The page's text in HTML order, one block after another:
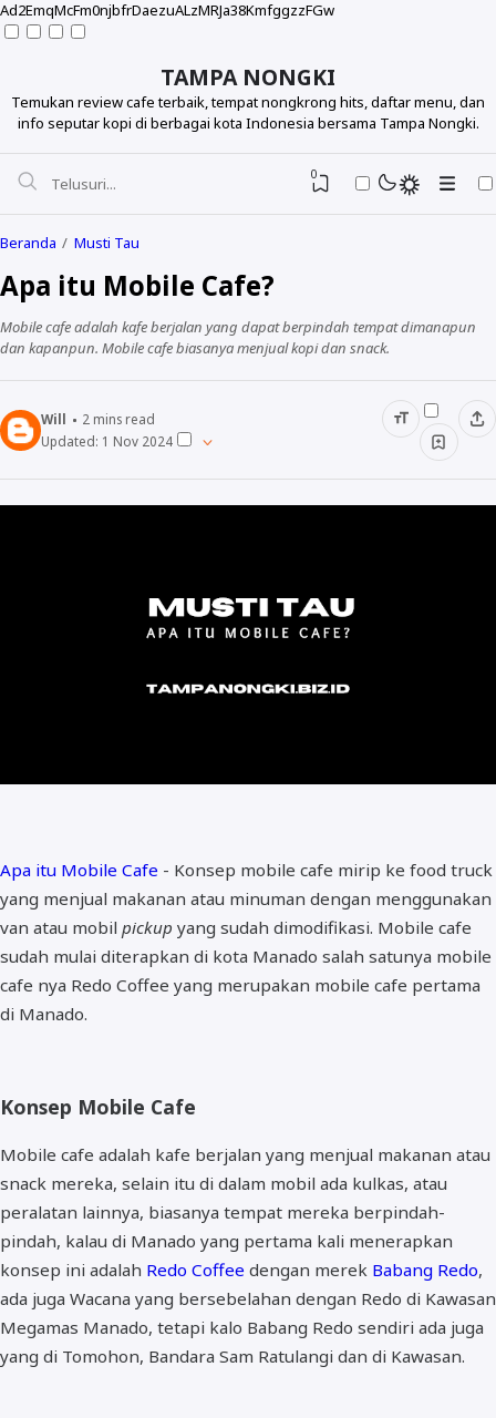
Ad2EmqMcFm0njbfrDaezuALzMRJa38KmfggzzFGw
TAMPA NONGKI
Temukan review cafe terbaik, tempat nongkrong hits, daftar menu, dan
info seputar kopi di berbagai kota Indonesia bersama Tampa Nongki.
0
Beranda Musti Tau
Apa itu Mobile Cafe?
Mobile cafe adalah kafe berjalan yang dapat berpindah tempat dimanapun
dan kapanpun. Mobile cafe biasanya menjual kopi dan snack.
Will 2 mins read
Updated: 1 Nov 2024
Apa itu Mobile Cafe - Konsep mobile cafe mirip ke food truck
yang menjual makanan atau minuman dengan menggunakan
van atau mobil pickup yang sudah dimodifikasi. Mobile cafe
sudah mulai diterapkan di kota Manado salah satunya mobile
cafe nya Redo Coffee yang merupakan mobile cafe pertama
di Manado.
Konsep Mobile Cafe
Mobile cafe adalah kafe berjalan yang menjual makanan atau
snack mereka, selain itu di dalam mobil ada kulkas, atau
peralatan lainnya, biasanya tempat mereka berpindah-
pindah, kalau di Manado yang pertama kali menerapkan
konsep ini adalah Redo Coffee dengan merek Babang Redo,
ada juga Wacana yang bersebelahan dengan Redo di Kawasan
Megamas Manado, tetapi kalo Babang Redo sendiri ada juga
yang di Tomohon, Bandara Sam Ratulangi dan di Kawasan.